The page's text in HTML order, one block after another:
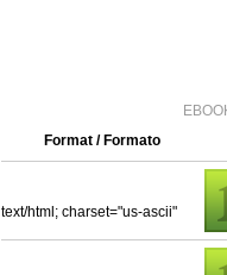
Format / Formato
text/html; charset="us-ascii"